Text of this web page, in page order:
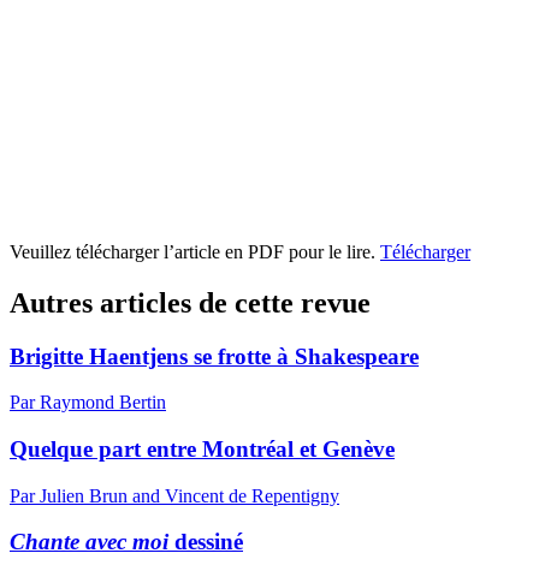
Veuillez télécharger l’article en PDF pour le lire. Télécharger
Autres articles de cette revue
Brigitte Haentjens se frotte à Shakespeare
Par Raymond Bertin
Quelque part entre Montréal et Genève
Par Julien Brun and Vincent de Repentigny
Chante avec moidessiné